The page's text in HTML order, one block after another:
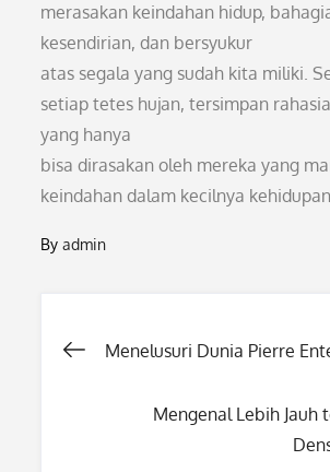
merasakan keindahan hidup,
kesendirian, dan bersyukur
atas segala yang sudah kita miliki.
setiap tetes hujan, tersimpan
yang hanya
bisa dirasakan oleh mereka yang
keindahan dalam kecilnya
Byadmin
Post
navigation
Menelusuri Dunia Pierre
Mengenal Lebih Jauh